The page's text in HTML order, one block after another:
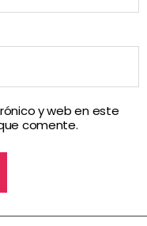
y web en este
comente.